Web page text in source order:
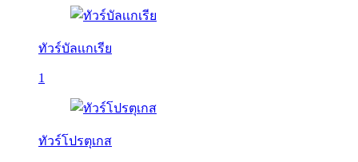
ทัวร์บัลเเกเรีย
1
ทัวร์โปรตุเกส